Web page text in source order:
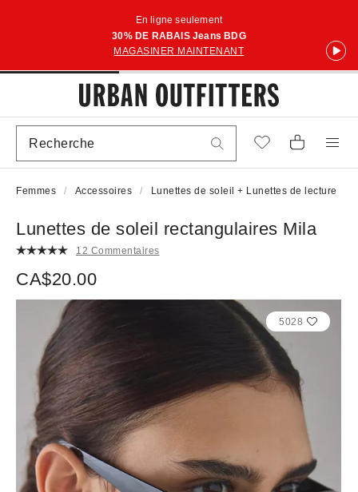
En ligne seulement
30% DE RABAIS Jeans BDG
MAGASINER MAINTENANT
Femmes Accessoires Lunettes de soleil + Lunettes de lecture
Lunettes de soleil rectangulaires Mila
12 Commentaires
CA$20.00
5028